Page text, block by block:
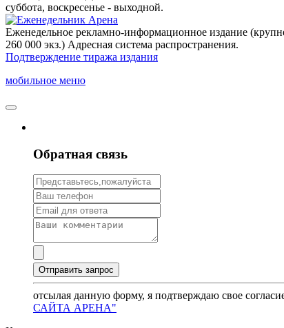
суббота, воскресенье - выходной.
Еженедельное рекламно-информационное издание
260 000 экз.) Адресная система распространения.
Подтверждение тиража издания
мобильное меню
Обратная связь
отсылая данную форму, я подтверждаю свое
САЙТА АРЕНА"